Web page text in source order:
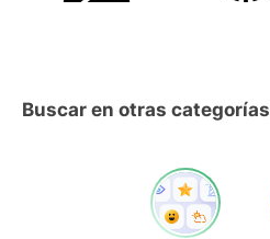
Buscar en otras categorías